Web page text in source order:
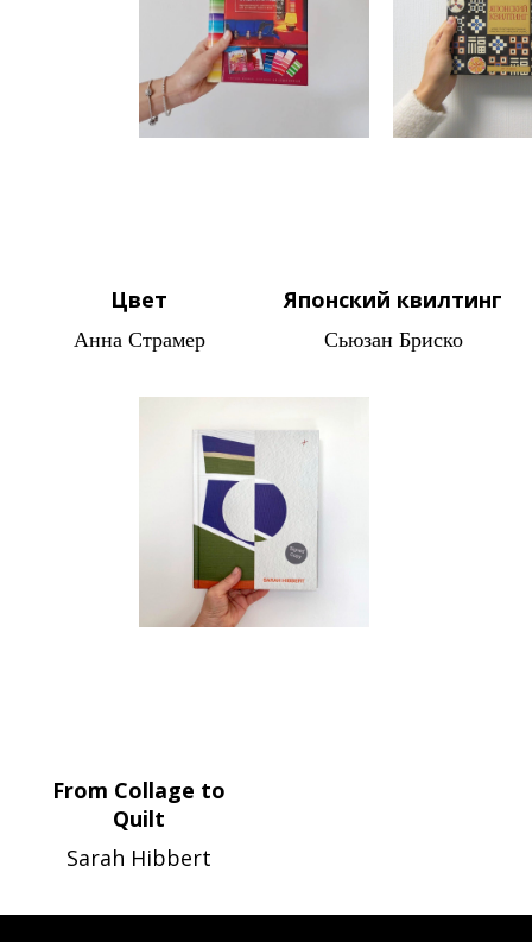
Цвет
Анна Страмер
Японский квилтинг
Сьюзан Бриско
From Collage to
Quilt
Sarah Hibbert